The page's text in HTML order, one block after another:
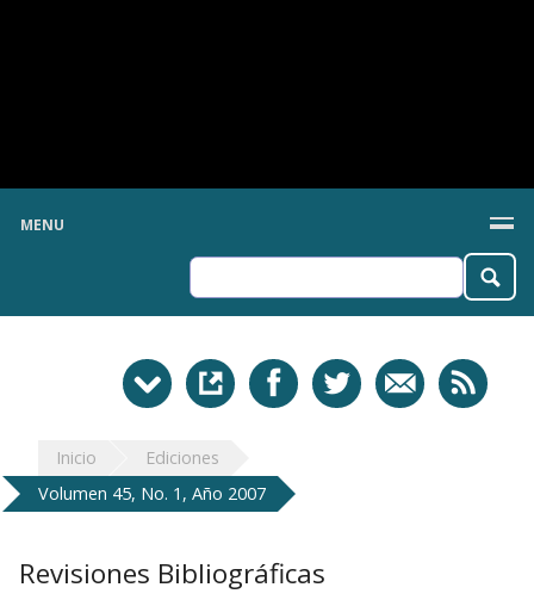
MENU
Inicio
Ediciones
Volumen 45, No. 1, Año 2007
Revisiones Bibliográficas